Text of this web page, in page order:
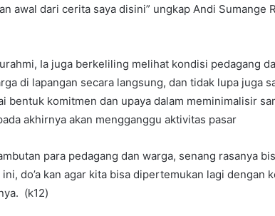
awal dari cerita saya disini” ungkap Andi Sumange
Ia juga berkeliling melihat kondisi pedagang
di lapangan secara langsung, dan tidak lupa juga
bentuk komitmen dan upaya dalam meminimalisir
akhirnya akan mengganggu aktivitas pasar
para pedagang dan warga, senang rasanya
do’a kan agar kita bisa dipertemukan lagi dengan
(k12)